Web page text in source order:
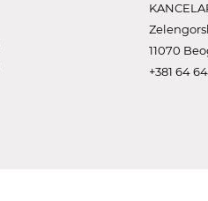
11070
+381 64